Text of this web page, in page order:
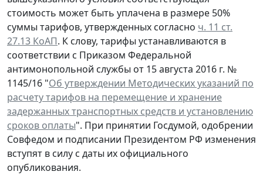
стоимость может быть уплачена в размере 50%
суммы тарифов, утвержденных согласно ч. 11 ст.
27.13 КоАП. К слову, тарифы устанавливаются в
соответствии с Приказом Федеральной
антимонопольной службы от 15 августа 2016 г. №
1145/16 "Об утверждении Методических указаний по
расчету тарифов на перемещение и хранение
задержанных транспортных средств и установлению
сроков оплаты". При принятии Госдумой, одобрении
Совфедом и подписании Президентом РФ изменения
вступят в силу с даты их официального
опубликования.